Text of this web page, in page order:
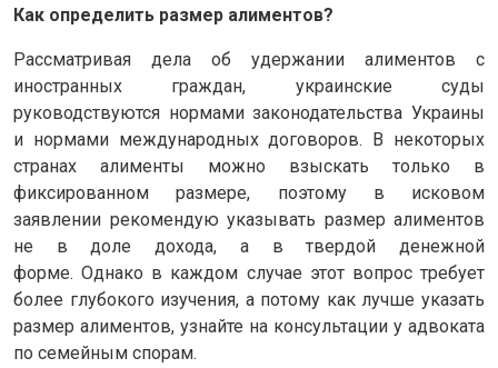
Как определить размер алиментов?
Рассматривая дела об удержании алиментов с
иностранных граждан, украинские суды
руководствуются нормами законодательства Украины
и нормами международных договоров. В некоторых
странах алименты можно взыскать только в
фиксированном размере, поэтому в исковом
заявлении рекомендую указывать размер алиментов
не в доле дохода, а в твердой денежной
форме. Однако в каждом случае этот вопрос требует
более глубокого изучения, а потому как лучше указать
размер алиментов, узнайте на консультации у адвоката
по семейным спорам.